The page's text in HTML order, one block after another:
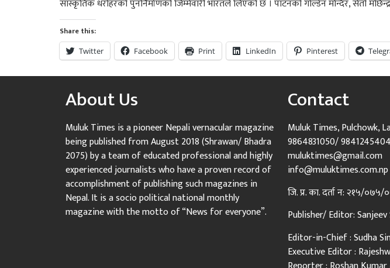
सांस्कृतिक धरोहरको पुनर्निर्माणको जिम्मेवारी भारतले लिएको छ । पाटनको गोल्डेन मन्दिर, सेतो
Share this:
Twitter Facebook Print LinkedIn Pinterest
About Us
Muluk Times is a pioneer Nepali vernacular magazine
being published from August 2018 (Shrawan/ Bhadra
2075) by a team of educated professional and highly
experienced journalists who have a proven record of
accomplishment of publishing such magazines in
Nepal. It is a socio political national monthly
magazine with the motto of “News for everyone”.
Contact
Muluk Times, Pulchowk,
9864831050/ 9841245404
muluktimes@gmail.com
info@muluktimes.com.np
जि. प्र. का. दर्ता न: २१५/०७५/
Publisher/ Editor: Sanjeev
Editor-in-Chief : Sudha
Executive Editor :